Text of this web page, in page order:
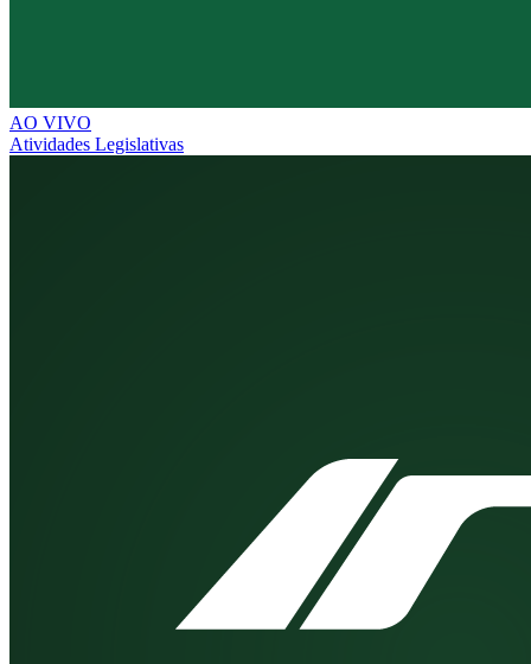
AO VIVO
Atividades Legislativas